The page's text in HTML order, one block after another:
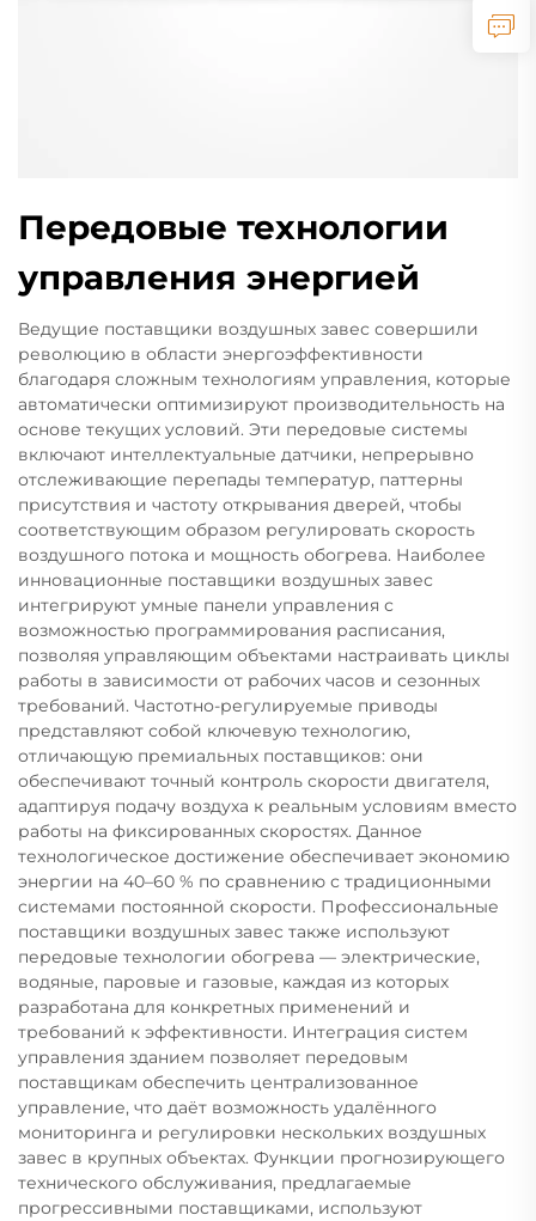
Передовые технологии
управления энергией
Ведущие поставщики воздушных завес совершили
революцию в области энергоэффективности
благодаря сложным технологиям управления, которые
автоматически оптимизируют производительность на
основе текущих условий. Эти передовые системы
включают интеллектуальные датчики, непрерывно
отслеживающие перепады температур, паттерны
присутствия и частоту открывания дверей, чтобы
соответствующим образом регулировать скорость
воздушного потока и мощность обогрева. Наиболее
инновационные поставщики воздушных завес
интегрируют умные панели управления с
возможностью программирования расписания,
позволяя управляющим объектами настраивать циклы
работы в зависимости от рабочих часов и сезонных
требований. Частотно-регулируемые приводы
представляют собой ключевую технологию,
отличающую премиальных поставщиков: они
обеспечивают точный контроль скорости двигателя,
адаптируя подачу воздуха к реальным условиям вместо
работы на фиксированных скоростях. Данное
технологическое достижение обеспечивает экономию
энергии на 40–60 % по сравнению с традиционными
системами постоянной скорости. Профессиональные
поставщики воздушных завес также используют
передовые технологии обогрева — электрические,
водяные, паровые и газовые, каждая из которых
разработана для конкретных применений и
требований к эффективности. Интеграция систем
управления зданием позволяет передовым
поставщикам обеспечить централизованное
управление, что даёт возможность удалённого
мониторинга и регулировки нескольких воздушных
завес в крупных объектах. Функции прогнозирующего
технического обслуживания, предлагаемые
прогрессивными поставщиками, используют